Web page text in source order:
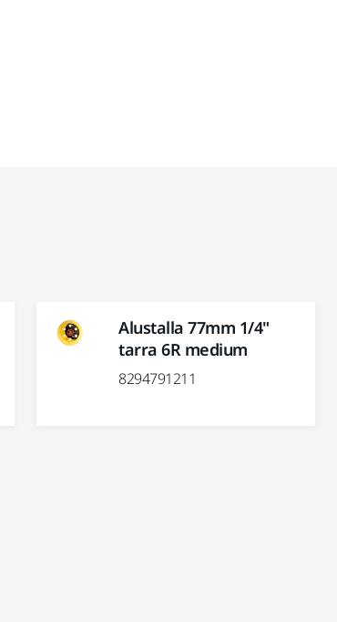
Alustalla 77mm 1/4"
tarra 6R medium
8294791211